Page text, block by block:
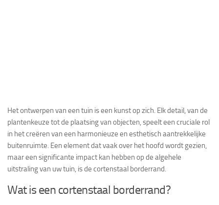
Het ontwerpen van een tuin is een kunst op zich. Elk detail, van de
plantenkeuze tot de plaatsing van objecten, speelt een cruciale rol
in het creëren van een harmonieuze en esthetisch aantrekkelijke
buitenruimte. Een element dat vaak over het hoofd wordt gezien,
maar een significante impact kan hebben op de algehele
uitstraling van uw tuin, is de cortenstaal borderrand.
Wat is een cortenstaal borderrand?